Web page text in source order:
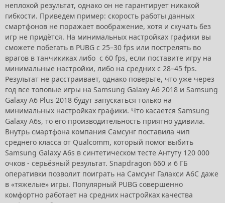
неплохой результат, однако он не гарантирует никакой
гибкости. Приведем пример: скорость работы данных
смартфонов не поражает воображение, хотя и скучать без
игр не придётся. На минимальных настройках графики вы
сможете побегать в PUBG с 25–30 fps или пострелять во
врагов в танчикиках либо с 60 fps, если поставите игру на
минимальные настройки, либо на средних с 28–45 fps.
Результат не расстраивает, однако поверьте, что уже через
год все топовые игры на Samsung Galaxy A6 2018 и Samsung
Galaxy A6 Plus 2018 будут запускаться только на
минимальных настройках графики. Что касается Samsung
Galaxy A6s, то его производительность приятно удивила.
Внутрь смартфона компания Самсунг поставила чип
среднего класса от Qualcomm, который помог выбить
Samsung Galaxy A6s в синтетическом тесте Антуту 120 000
очков - серьёзный результат. Snapdragon 660 и 6 ГБ
оперативки позволит поиграть на Самсунг Галакси А6С даже
в «тяжелые» игры. Популярный PUBG совершенно
комфортно работает на средних настройках качества